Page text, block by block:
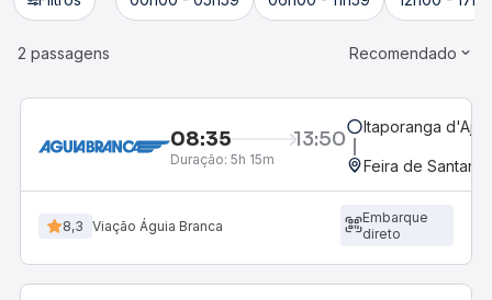
2 passagens Recomendado
08:35 13:50
Duração: 5h 15m
Itaporanga
Feira de
8,3 Viação Águia Branca
Embarque
direto